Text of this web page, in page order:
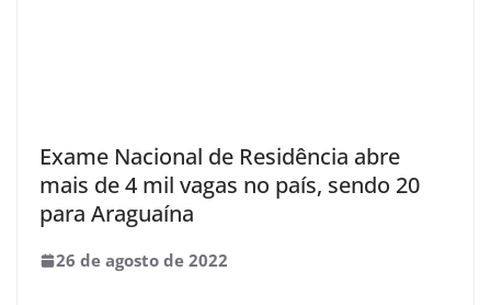
Exame Nacional de Residência abre
mais de 4 mil vagas no país, sendo 20
para Araguaína
26 de agosto de 2022